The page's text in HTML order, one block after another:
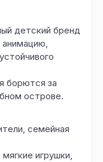
детский бренд
борются за
острове.
семейная
игрушки,